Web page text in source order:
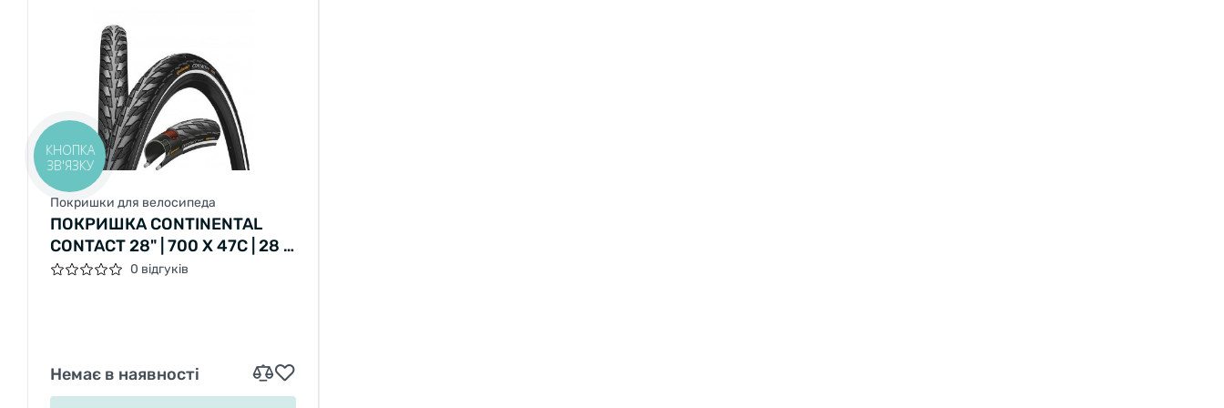
Покришки для велосипеда
ПОКРИШКА CONTINENTAL
CONTACT 28" | 700 X 47C | 28 X
1.75 ЧОРНА, НЕ СКЛАДНА,
0 відгуків
Немає в наявності
КНОПКА
ЗВ'ЯЗКУ